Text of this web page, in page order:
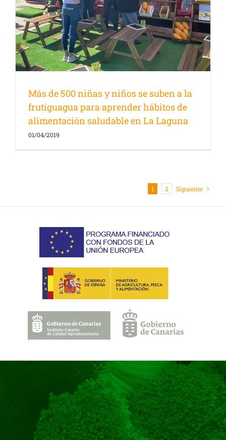
Más de 500 niñas y niños se suben a la
frutiguagua para aprender hábitos de
alimentación saludable en La Laguna
01/04/2019
1 2 Siguiente